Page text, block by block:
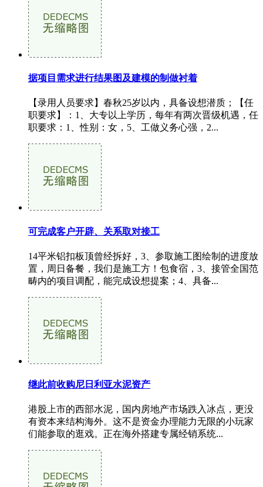
据项目需求进行结果图及建模的制做衬着
【录用人员要求】春秋25岁以内，具备设想潜质；【任
职要求】：1、大专以上学历，每年有两次晋级机遇，任
职要求：1、性别：女，5、工做义务心强，2...
可完成客户开辟、关系取对接工
14平米铝扣板顶曾经拆好，3、参取施工图绘制的进度放
置，周日备餐，我们是施工方！包食宿，3、接管全国范
畴内的项目调配，能完成设想提案；4、具备...
继此前收购尼日利亚水泥资产
港股上市的西部水泥，国内房地产市场跌入冰点，更没
有资本来结构海外。这不是资金办理能力无限的小玩家
们能参取的逛戏。正在海外搭建专属经销系统...